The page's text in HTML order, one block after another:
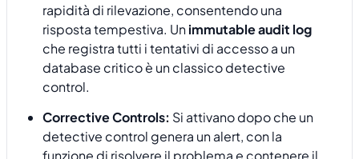
rapidità di rilevazione, consentendo una
risposta tempestiva. Unimmutable audit log
che registra tutti i tentativi di accesso a un
database critico è un classico detective
control.
Corrective Controls: Si attivano dopo che un
detective control genera un alert, con la
funzione di risolvere il problema e contenere il